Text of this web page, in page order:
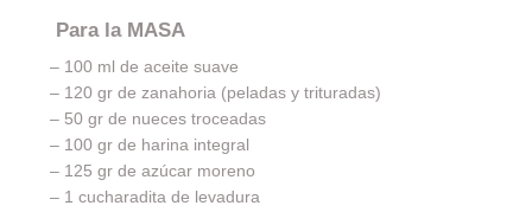
Para la MASA
– 100 ml de aceite suave
– 120 gr de zanahoria (peladas y trituradas)
– 50 gr de nueces troceadas
– 100 gr de harina integral
– 125 gr de azúcar moreno
– 1 cucharadita de levadura